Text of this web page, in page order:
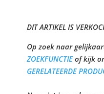
DIT ARTIKEL IS
Op zoek naar
ZOEKFUNCTIEof kijk
GERELATEERDE